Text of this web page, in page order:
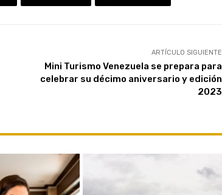
ARTÍCULO SIGUIENTE
Mini Turismo Venezuela se prepara para
celebrar su décimo aniversario y edición
2023